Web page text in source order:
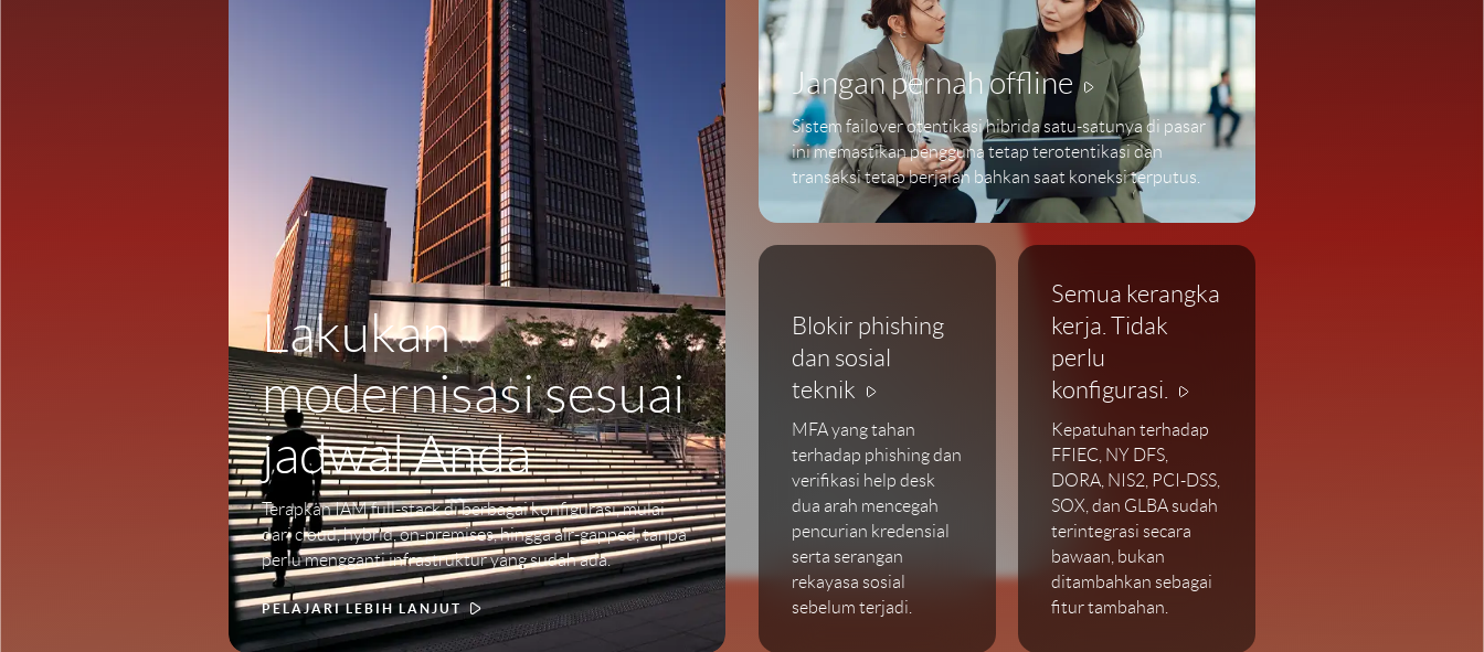
Lakukan
modernisasi sesuai
jadwal Anda
Terapkan IAM full-stack di berbagai konfigurasi, mulai
dari cloud, hybrid, on-premises, hingga air-gapped, tanpa
perlu mengganti infrastruktur yang sudah ada.
PELAJARI LEBIH LANJUT
Jangan pernah offline
Sistem failover otentikasi hibrida satu-satunya di pasar
ini memastikan pengguna tetap terotentikasi dan
transaksi tetap berjalan bahkan saat koneksi terputus.
Blokir phishing
dan sosial
teknik
MFA yang tahan
terhadap phishing dan
verifikasi help desk
dua arah mencegah
pencurian kredensial
serta serangan
rekayasa sosial
sebelum terjadi.
Semua kerangka
kerja. Tidak
perlu
konfigurasi.
Kepatuhan terhadap
FFIEC, NY DFS,
DORA, NIS2, PCI-DSS,
SOX, dan GLBA sudah
terintegrasi secara
bawaan, bukan
ditambahkan sebagai
fitur tambahan.